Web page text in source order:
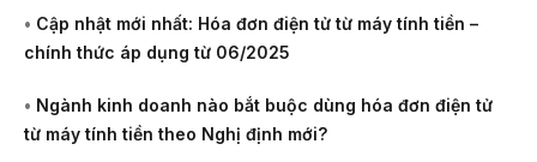
• Cập nhật mới nhất: Hóa đơn điện tử từ máy tính tiền –
chính thức áp dụng từ 06/2025
• Ngành kinh doanh nào bắt buộc dùng hóa đơn điện tử
từ máy tính tiền theo Nghị định mới?